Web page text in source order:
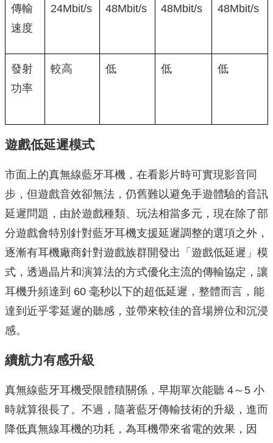
傳輸
速度
24Mbit/s 48Mbit/s 48Mbit/s 48Mbit/s
發射
功率
較高 低 低 低
遊戲低延遲模式
市面上的真無線藍牙耳機，在看影片時可實現影音同
步，但遊戲音效卻無法，仍舊難以避免手遊體驗的音訊
延遲問題，由於遊戲種類、玩法相當多元，現在除了部
分遊戲會特別針對藍牙耳機支援延遲調整的選項之外，
逐漸有耳機廠商針對遊戲族群開發出「遊戲低延遲」模
式，透過晶片和演算法的方式優化主流的傳輸協定，讓
耳機升頻達到 60 毫秒以下的超低延遲，整體而言，能
達到近乎零延遲的聽感，並帶來較佳的音場辨位和沉浸
感。
續航力有感升級
真無線藍牙耳機受限體積關係，早期單次能聽 4～5 小
時就算很長了。不過，隨著藍牙傳輸技術的升級，進而
降低真無線耳機的功耗，為耳機帶來省電的效果，因